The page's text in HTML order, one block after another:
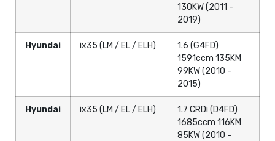
130KW (2011 -
2019)
Hyundai ix35 (LM / EL / ELH)
1.6 (G4FD)
1591ccm 135KM
99KW (2010 -
2015)
Hyundai ix35 (LM / EL / ELH)
1.7 CRDi (D4FD)
1685ccm 116KM
85KW (2010 -